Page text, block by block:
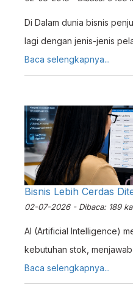
Di Dalam dunia bisnis
lagi dengan jenis-jenis
jenis pelanggan antara
customer. Nah pada
dalam sistem ERZ4P
Baca selengkapnya...
Bisnis Lebih Cerdas
02-07-2026 - Dibaca: 189
AI (Artificial Intelligence)
kebutuhan stok,
instan, mempercepat input
laporan keuangan secara
Baca selengkapnya...